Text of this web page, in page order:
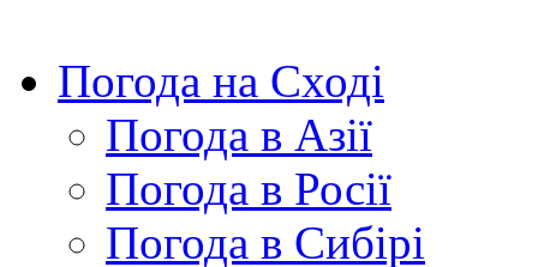
Погода на Сході
Погода в Азії
Погода в Росії
Погода в Сибірі